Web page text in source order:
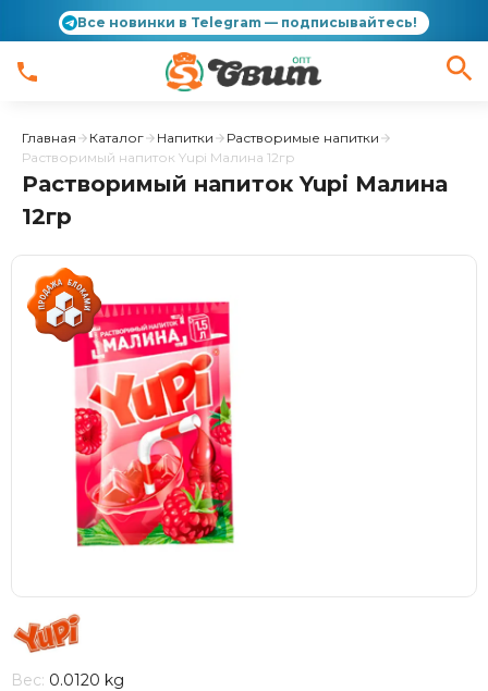
Все новинки в Telegram — подписывайтесь!
Главная Каталог Напитки
Растворимые напитки
Растворимый напиток Yupi Малина 12гр
Растворимый напиток Yupi Малина
12гр
Вес: 0.0120 kg